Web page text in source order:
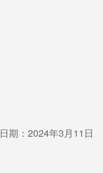
日期：2024年3月11日